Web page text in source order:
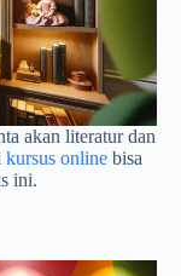
akan literatur dan
kursus online bisa
ini.